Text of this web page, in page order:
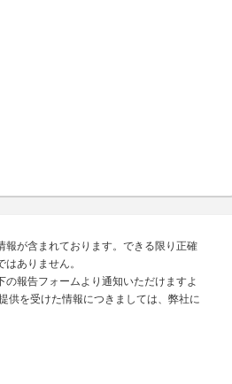
が含まれております。できる限り正確
ありません。
報告フォームより通知いただけますよ
供を受けた情報につきましては、弊社に